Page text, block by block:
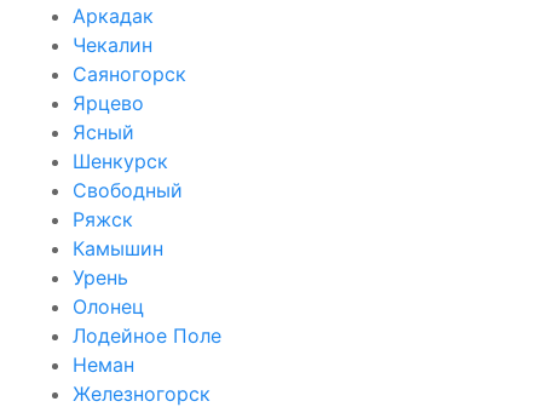
Аркадак
Чекалин
Саяногорск
Ярцево
Ясный
Шенкурск
Свободный
Ряжск
Камышин
Урень
Олонец
Лодейное Поле
Неман
Железногорск